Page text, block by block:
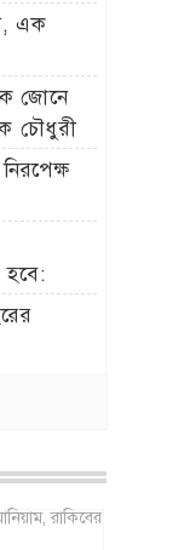
এক
জোনে
চৌধুরী
হবে: